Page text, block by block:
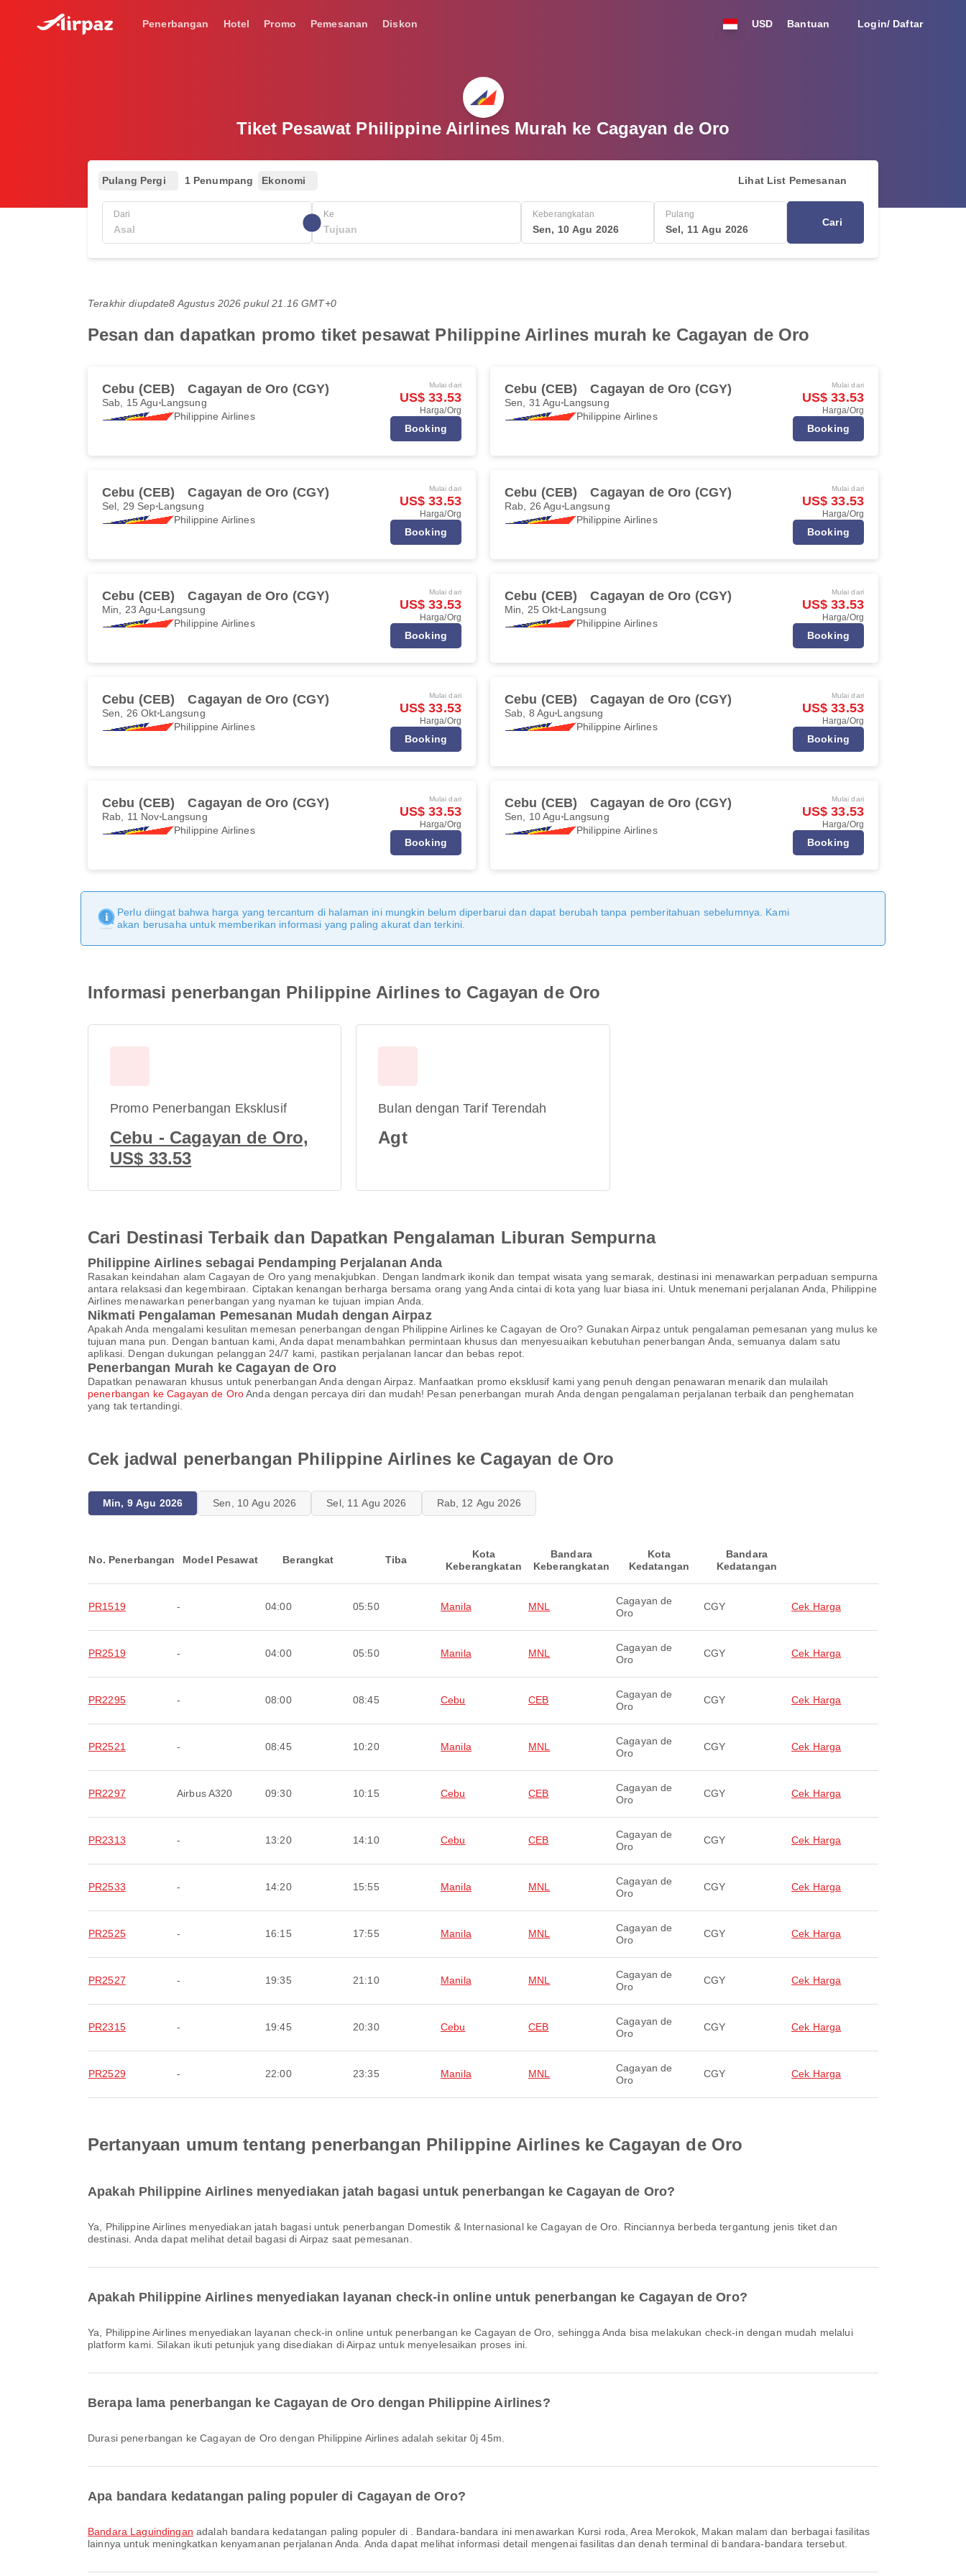
Penerbangan Hotel Promo Pemesanan Diskon USD Bantuan Login/ Daftar
Tiket Pesawat Philippine Airlines Murah ke Cagayan de Oro
Pulang Pergi 1 Penumpang Ekonomi Lihat List Pemesanan
Dari Ke Keberangkatan
Sen, 10 Agu 2026
Pulang
Sel, 11 Agu 2026
Cari
Terakhir diupdate8 Agustus 2026 pukul 21.16 GMT+0
Pesan dan dapatkan promo tiket pesawat Philippine Airlines murah ke Cagayan de Oro
Cebu (CEB) Cagayan de Oro (CGY)
Sab, 15 Agu Langsung
Philippine Airlines
Mulai dari
US$ 33.53
Harga/Org
Booking
Cebu (CEB) Cagayan de Oro (CGY)
Sen, 31 Agu Langsung
Philippine Airlines
Mulai dari
US$ 33.53
Harga/Org
Booking
Cebu (CEB) Cagayan de Oro (CGY)
Sel, 29 Sep Langsung
Philippine Airlines
Mulai dari
US$ 33.53
Harga/Org
Booking
Cebu (CEB) Cagayan de Oro (CGY)
Rab, 26 Agu Langsung
Philippine Airlines
Mulai dari
US$ 33.53
Harga/Org
Booking
Cebu (CEB) Cagayan de Oro (CGY)
Min, 23 Agu Langsung
Philippine Airlines
Mulai dari
US$ 33.53
Harga/Org
Booking
Cebu (CEB) Cagayan de Oro (CGY)
Min, 25 Okt Langsung
Philippine Airlines
Mulai dari
US$ 33.53
Harga/Org
Booking
Cebu (CEB) Cagayan de Oro (CGY)
Sen, 26 Okt Langsung
Philippine Airlines
Mulai dari
US$ 33.53
Harga/Org
Booking
Cebu (CEB) Cagayan de Oro (CGY)
Sab, 8 Agu Langsung
Philippine Airlines
Mulai dari
US$ 33.53
Harga/Org
Booking
Cebu (CEB) Cagayan de Oro (CGY)
Rab, 11 Nov Langsung
Philippine Airlines
Mulai dari
US$ 33.53
Harga/Org
Booking
Cebu (CEB) Cagayan de Oro (CGY)
Sen, 10 Agu Langsung
Philippine Airlines
Mulai dari
US$ 33.53
Harga/Org
Booking
Perlu diingat bahwa harga yang tercantum di halaman ini mungkin belum diperbarui dan dapat berubah tanpa pemberitahuan sebelumnya. Kami
akan berusaha untuk memberikan informasi yang paling akurat dan terkini.
Informasi penerbangan Philippine Airlines to Cagayan de Oro
Promo Penerbangan Eksklusif
Cebu - Cagayan de Oro,
US$ 33.53
Bulan dengan Tarif Terendah
Agt
Cari Destinasi Terbaik dan Dapatkan Pengalaman Liburan Sempurna
Philippine Airlines sebagai Pendamping Perjalanan Anda
Rasakan keindahan alam Cagayan de Oro yang menakjubkan. Dengan landmark ikonik dan tempat wisata yang semarak, destinasi ini menawarkan perpaduan sempurna
antara relaksasi dan kegembiraan. Ciptakan kenangan berharga bersama orang yang Anda cintai di kota yang luar biasa ini. Untuk menemani perjalanan Anda, Philippine
Airlines menawarkan penerbangan yang nyaman ke tujuan impian Anda.
Nikmati Pengalaman Pemesanan Mudah dengan Airpaz
Apakah Anda mengalami kesulitan memesan penerbangan dengan Philippine Airlines ke Cagayan de Oro? Gunakan Airpaz untuk pengalaman pemesanan yang mulus ke
tujuan mana pun. Dengan bantuan kami, Anda dapat menambahkan permintaan khusus dan menyesuaikan kebutuhan penerbangan Anda, semuanya dalam satu
aplikasi. Dengan dukungan pelanggan 24/7 kami, pastikan perjalanan lancar dan bebas repot.
Penerbangan Murah ke Cagayan de Oro
Dapatkan penawaran khusus untuk penerbangan Anda dengan Airpaz. Manfaatkan promo eksklusif kami yang penuh dengan penawaran menarik dan mulailah
penerbangan ke Cagayan de OroAnda dengan percaya diri dan mudah! Pesan penerbangan murah Anda dengan pengalaman perjalanan terbaik dan penghematan
yang tak tertandingi.
Cek jadwal penerbangan Philippine Airlines ke Cagayan de Oro
Min, 9 Agu 2026 Sen, 10 Agu 2026 Sel, 11 Agu 2026 Rab, 12 Agu 2026
No. Penerbangan Model Pesawat Berangkat Tiba
Kota
Keberangkatan
Bandara
Keberangkatan
Kota
Kedatangan
Bandara
Kedatangan
PR1519 - 04:00 05:50 Manila MNL
Cagayan de
Oro
CGY Cek Harga
PR2519 - 04:00 05:50 Manila MNL
Cagayan de
Oro
CGY Cek Harga
PR2295 - 08:00 08:45 Cebu CEB
Cagayan de
Oro
CGY Cek Harga
PR2521 - 08:45 10:20 Manila MNL
Cagayan de
Oro
CGY Cek Harga
PR2297 Airbus A320 09:30 10:15 Cebu CEB
Cagayan de
Oro
CGY Cek Harga
PR2313 - 13:20 14:10 Cebu CEB
Cagayan de
Oro
CGY Cek Harga
PR2533 - 14:20 15:55 Manila MNL
Cagayan de
Oro
CGY Cek Harga
PR2525 - 16:15 17:55 Manila MNL
Cagayan de
Oro
CGY Cek Harga
PR2527 - 19:35 21:10 Manila MNL
Cagayan de
Oro
CGY Cek Harga
PR2315 - 19:45 20:30 Cebu CEB
Cagayan de
Oro
CGY Cek Harga
PR2529 - 22:00 23:35 Manila MNL
Cagayan de
Oro
CGY Cek Harga
Pertanyaan umum tentang penerbangan Philippine Airlines ke Cagayan de Oro
Apakah Philippine Airlines menyediakan jatah bagasi untuk penerbangan ke Cagayan de Oro?
Ya, Philippine Airlines menyediakan jatah bagasi untuk penerbangan Domestik & Internasional ke Cagayan de Oro. Rinciannya berbeda tergantung jenis tiket dan
destinasi. Anda dapat melihat detail bagasi di Airpaz saat pemesanan.
Apakah Philippine Airlines menyediakan layanan check-in online untuk penerbangan ke Cagayan de Oro?
Ya, Philippine Airlines menyediakan layanan check-in online untuk penerbangan ke Cagayan de Oro, sehingga Anda bisa melakukan check-in dengan mudah melalui
platform kami. Silakan ikuti petunjuk yang disediakan di Airpaz untuk menyelesaikan proses ini.
Berapa lama penerbangan ke Cagayan de Oro dengan Philippine Airlines?
Durasi penerbangan ke Cagayan de Oro dengan Philippine Airlines adalah sekitar 0j 45m.
Apa bandara kedatangan paling populer di Cagayan de Oro?
Bandara Laguindingan adalah bandara kedatangan paling populer di . Bandara-bandara ini menawarkan Kursi roda, Area Merokok, Makan malam dan berbagai fasilitas
lainnya untuk meningkatkan kenyamanan perjalanan Anda. Anda dapat melihat informasi detail mengenai fasilitas dan denah terminal di bandara-bandara tersebut.